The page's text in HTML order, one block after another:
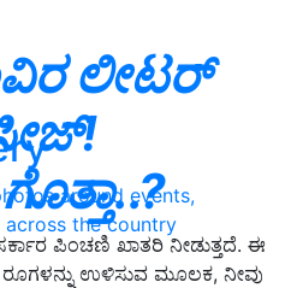
around events,
the country
ಲೀಟರ್‌
ಪಿಂಚಣಿ ಖಾತರಿ ನೀಡುತ್ತದೆ. ಈ
ಉಳಿಸುವ ಮೂಲಕ, ನೀವು